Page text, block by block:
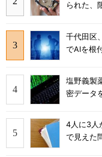
られた、
千代田区
でAIを根
塩野義製
密データ
4人に3人
で見えた